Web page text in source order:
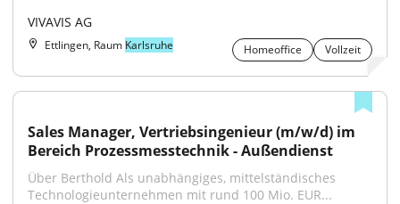
VIVAVIS AG
Ettlingen, Raum Karlsruhe Homeoffice Vollzeit
Sales Manager, Vertriebsingenieur (m/w/d) im
Bereich Prozessmesstechnik - Außendienst
Über Berthold Als unabhängiges, mittelständisches
Technologieunternehmen mit rund 100 Mio. EUR...